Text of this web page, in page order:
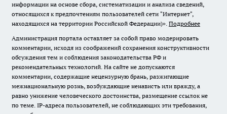
информации на основе сбора, систематизации и анализа сведений,
относящихся к предпочтениям пользователей сети "Интернет",
находящихся на территории Российской Федерации)». Подробнее
Администрация портала оставляет за собой право модерировать
комментарии, исходя из соображений сохранения конструктивности
обсуждения тем и соблюдения законодательства РФ и
рекомендательных технологий. На сайте не допускаются
комментарии, содержащие нецензурную брань, разжигающие
межнациональную рознь, возбуждающие ненависть или вражду, а
равно унижение человеческого достоинства, размещение ссылок не
по теме. IP-адреса пользователей, не соблюдающих эти требования,